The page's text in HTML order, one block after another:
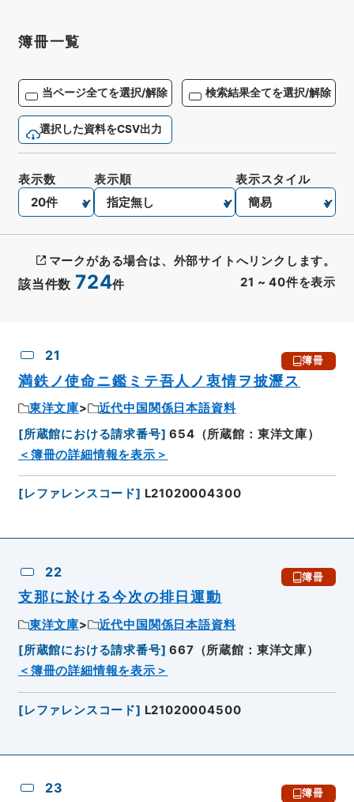
簿冊一覧
当ページ全てを選択/解除 検索結果全てを選択/解除
選択した資料をCSV出力
該当件数 724件 21 ~ 40件を表示
表示数 表示順 表示スタイル
マークがある場合は、外部サイトへリンクします。
21 簿冊
満鉄ノ使命ニ鑑ミテ吾人ノ衷情ヲ披瀝ス
東洋文庫
近代中国関係日本語資料
[所蔵館における請求番号] 654（所蔵館：東洋文庫）
＜簿冊の詳細情報を表示＞
[レファレンスコード] L21020004300
22 簿冊
支那に於ける今次の排日運動
東洋文庫
近代中国関係日本語資料
[所蔵館における請求番号] 667（所蔵館：東洋文庫）
＜簿冊の詳細情報を表示＞
[レファレンスコード] L21020004500
23 簿冊